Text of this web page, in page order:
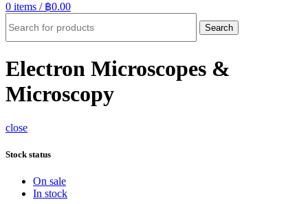
0 items / ฿0.00
Search
Electron Microscopes &
Microscopy
close
Stock status
On sale
In stock